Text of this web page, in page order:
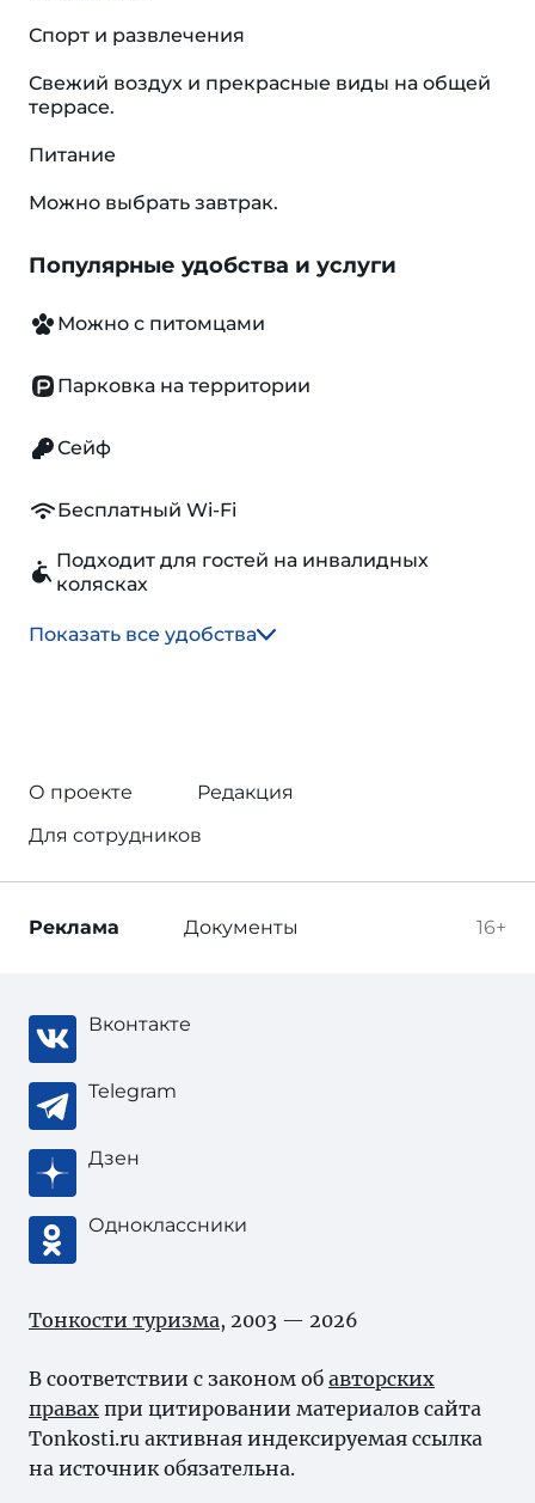
Спорт и развлечения
Свежий воздух и прекрасные виды на общей
террасе.
Питание
Можно выбрать завтрак.
Популярные удобства и услуги
Можно с питомцами
Парковка на территории
Сейф
Бесплатный Wi-Fi
Подходит для гостей на инвалидных
колясках
Показать все удобства
О проекте
Редакция
Для сотрудников
16+
Реклама Документы
Вконтакте
Telegram
Дзен
Одноклассники
Тонкости туризма, 2003 — 2026
В соответствии с законом об авторских
правах при цитировании материалов сайта
Tonkosti.ru активная индексируемая ссылка
на источник обязательна.